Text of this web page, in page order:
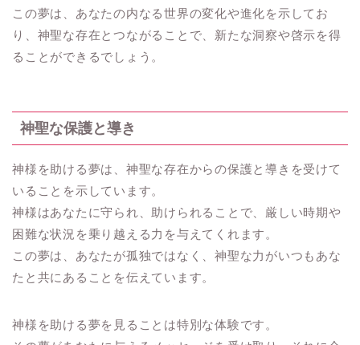
この夢は、あなたの内なる世界の変化や進化を示してお
り、神聖な存在とつながることで、新たな洞察や啓示を得
ることができるでしょう。
神聖な保護と導き
神様を助ける夢は、神聖な存在からの保護と導きを受けて
いることを示しています。
神様はあなたに守られ、助けられることで、厳しい時期や
困難な状況を乗り越える力を与えてくれます。
この夢は、あなたが孤独ではなく、神聖な力がいつもあな
たと共にあることを伝えています。
神様を助ける夢を見ることは特別な体験です。